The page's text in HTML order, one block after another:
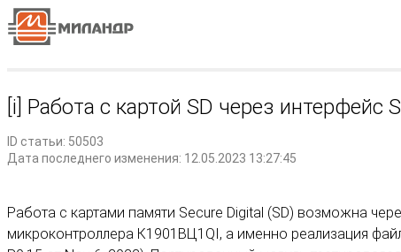
[i] Работа с картой SD через интерфейс
ID статьи: 50503
Дата последнего изменения: 12.05.2023 13:27:45
Работа с картами памяти Secure Digital (SD) возможна
микроконтроллера К1901ВЦ1QI, а именно реализация